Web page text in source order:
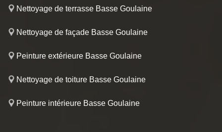
Nettoyage de terrasse Basse Goulaine
Nettoyage de façade Basse Goulaine
Peinture extérieure Basse Goulaine
Nettoyage de toiture Basse Goulaine
Peinture intérieure Basse Goulaine